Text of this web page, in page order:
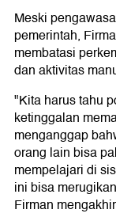
Meski
pemerintah,
membatasi
dan aktivitas
"Kita harus tahu
ketinggalan
menganggap
orang lain bisa
mempelajari di
ini bisa
Firman